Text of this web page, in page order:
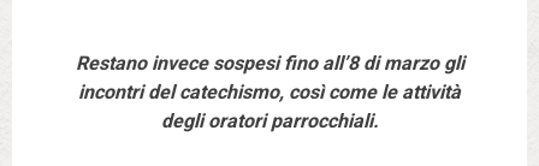
Restano invece sospesi fino all’8 di marzo gli
incontri del catechismo, così come le attività
degli oratori parrocchiali.